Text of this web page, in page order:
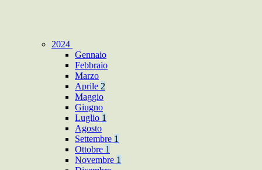
2024
Gennaio
Febbraio
Marzo
Aprile 2
Maggio
Giugno
Luglio 1
Agosto
Settembre 1
Ottobre 1
Novembre 1